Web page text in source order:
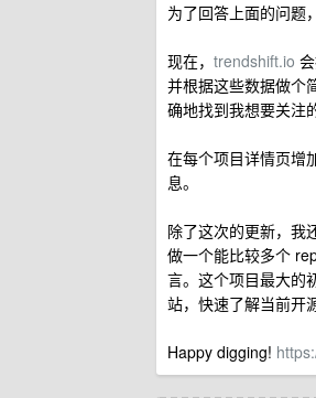
为了回答上面的问题
现在， trendshift.io
并根据这些数据做个
确地找到我想要关注
在每个项目详情页增
息。
除了这次的更新，我
做一个能比较多个
言。这个项目最大的
站，快速了解当前开
Happy digging!